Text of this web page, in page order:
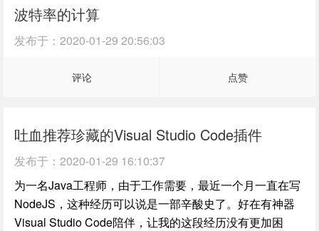
波特率的计算
发布于： 2020-01-29 20:56:03
评论 点赞
吐血推荐珍藏的Visual Studio Code插件
发布于： 2020-01-29 16:10:37
为一名Java工程师，由于工作需要，最近一个月一直在写
NodeJS，这种经历可以说是一部辛酸史了。好在有神器
Visual Studio Code陪伴，让我的这段经历没有更加困